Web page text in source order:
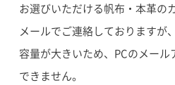
お選びいただける帆布・本革の
メールでご連絡しておりますが、
容量が大きいため、PCのメー
できません。